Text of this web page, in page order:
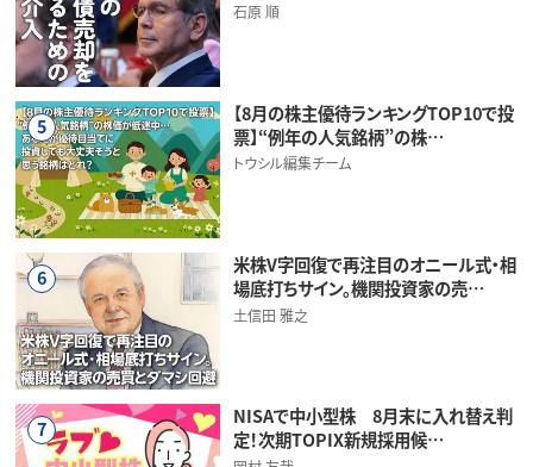
石原 順
5
【8月の株主優待ランキングTOP10で投
票】“例年の人気銘柄”の株…
トウシル編集チーム
6
米株V字回復で再注目のオニール式・相
場底打ちサイン。機関投資家の売…
土信田 雅之
7
NISAで中小型株 8月末に入れ替え判
定！次期TOPIX新規採用候…